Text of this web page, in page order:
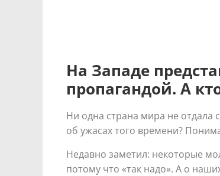
На Западе
пропагандой. А
Ни одна страна мира не отдала
об ужасах того времени?
Недавно заметил: некоторые
потому что «так надо». А о